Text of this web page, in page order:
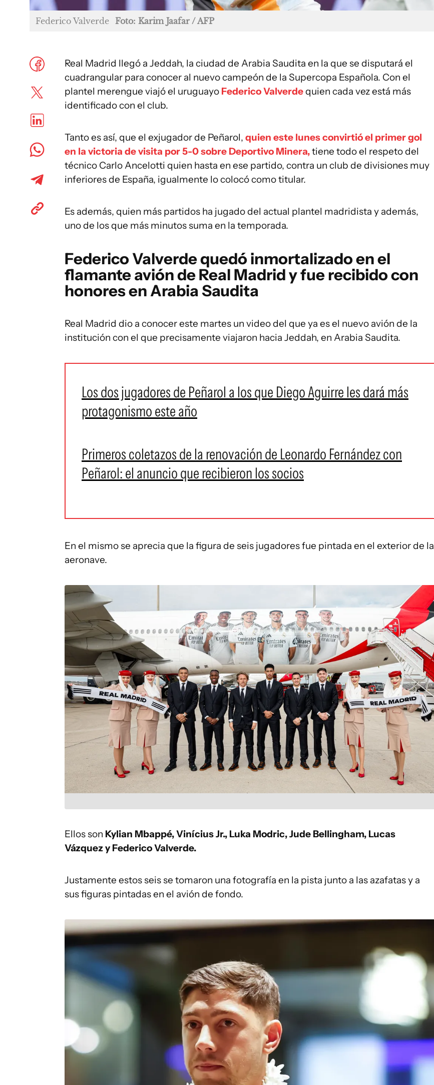
Federico Valverde Foto: Karim Jaafar / AFP
Real Madrid llegó a Jeddah, la ciudad de Arabia Saudita en la que se disputará el
cuadrangular para conocer al nuevo campeón de la Supercopa Española. Con el
plantel merengue viajó el uruguayo Federico Valverdequien cada vez está más
identificado con el club.
Tanto es así, que el exjugador de Peñarol, quien este lunes convirtió el primer gol
en la victoria de visita por 5-0 sobre Deportivo Minera,tiene todo el respeto del
técnico Carlo Ancelotti quien hasta en ese partido, contra un club de divisiones muy
inferiores de España, igualmente lo colocó como titular.
Es además, quien más partidos ha jugado del actual plantel madridista y además,
uno de los que más minutos suma en la temporada.
Federico Valverde quedó inmortalizado en el
flamante avión de Real Madrid y fue recibido con
honores en Arabia Saudita
Real Madrid dio a conocer este martes un video del que ya es el nuevo avión de la
institución con el que precisamente viajaron hacia Jeddah, en Arabia Saudita.
Los dos jugadores de Peñarol a los que Diego Aguirre les dará más
protagonismo este año
Primeros coletazos de la renovación de Leonardo Fernández con
Peñarol: el anuncio que recibieron los socios
En el mismo se aprecia que la figura de seis jugadores fue pintada en el exterior de la
aeronave.
Ellos son Kylian Mbappé, Vinícius Jr., Luka Modric, Jude Bellingham, Lucas
Vázquez y Federico Valverde.
Justamente estos seis se tomaron una fotografía en la pista junto a las azafatas y a
sus figuras pintadas en el avión de fondo.